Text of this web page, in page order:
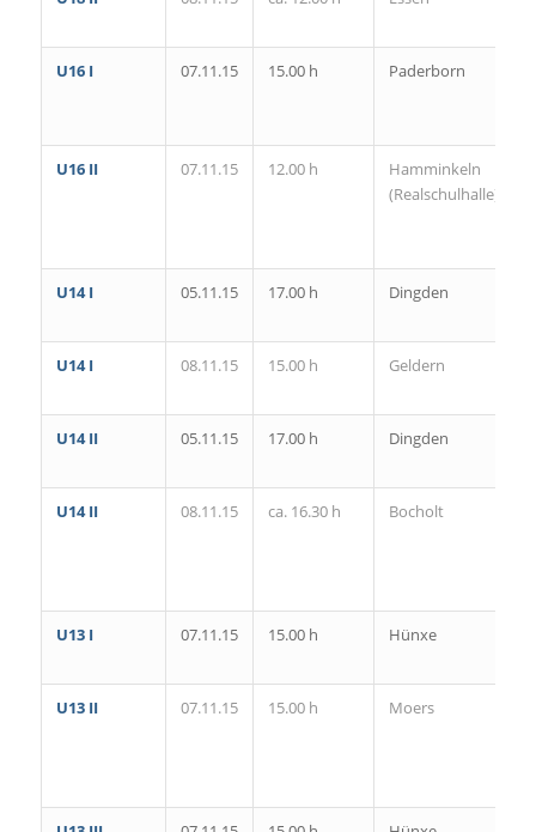
U16 I 07.11.15 15.00 h Paderborn
U16 II 07.11.15 12.00 h
Hamminkeln
(Realschulhalle)
U14 I 05.11.15 17.00 h Dingden
U14 I 08.11.15 15.00 h Geldern
U14 II 05.11.15 17.00 h Dingden
U14 II 08.11.15 ca. 16.30 h Bocholt
U13 I 07.11.15 15.00 h Hünxe
U13 II 07.11.15 15.00 h Moers